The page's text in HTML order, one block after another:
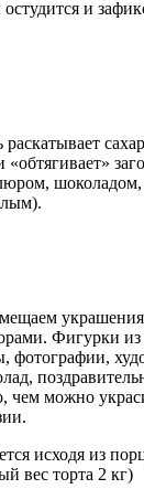
и
шоколадом,
Фигурки
чем можно
исходя из
вес торта 2 кг)